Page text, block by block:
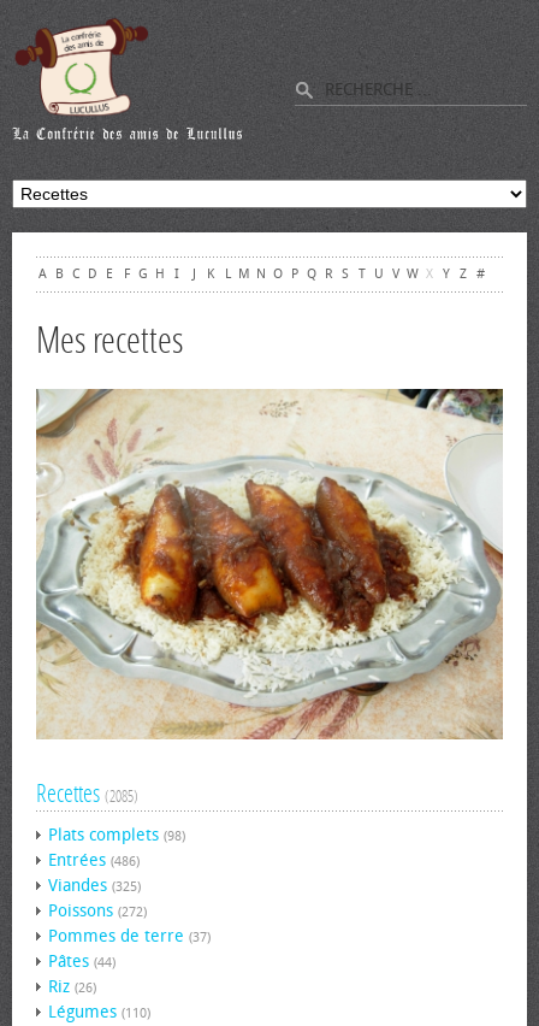
A B C D E F G H I J K L M N O P Q R S T U V W X Y Z #
Mes recettes
Recettes (2085)
Plats complets (98)
Entrées (486)
Viandes (325)
Poissons (272)
Pommes de terre (37)
Pâtes (44)
Riz (26)
Légumes (110)